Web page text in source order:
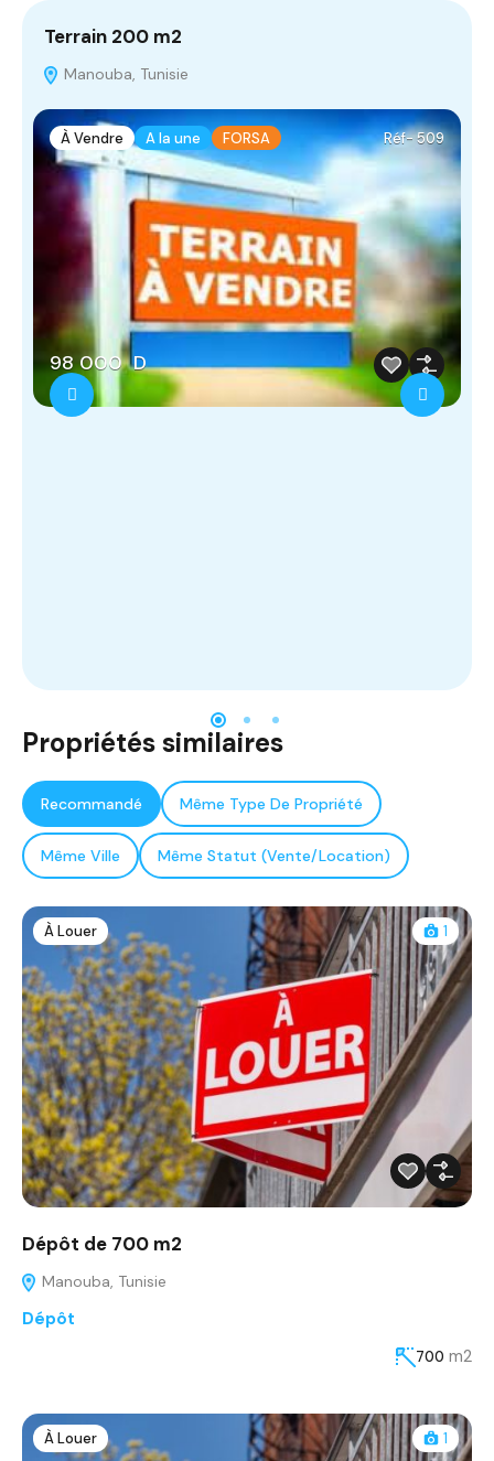
Terrain 200 m2
Manouba, Tunisie
À Vendre A la une FORSA Réf- 509
98 000 D
Propriétés similaires
Recommandé Même Type De Propriété
Même Ville Même Statut (Vente/Location)
À Louer 1
Dépôt de 700 m2
Manouba, Tunisie
Dépôt
700 m2
À Louer 1